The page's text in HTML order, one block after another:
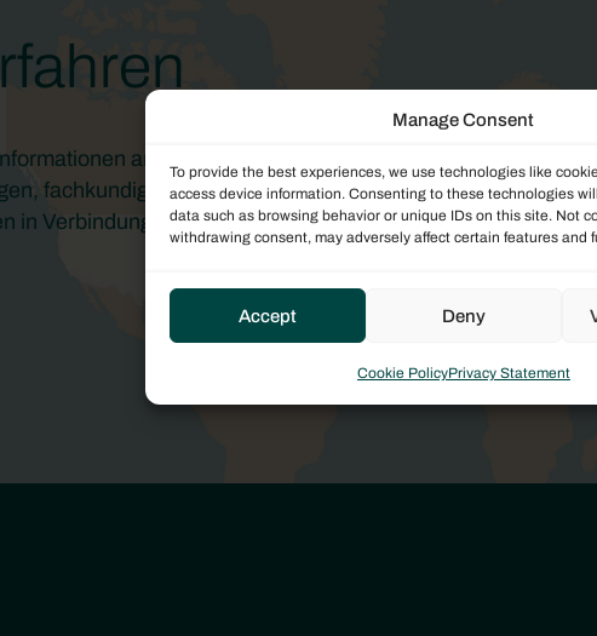
Manage Consent
To provide the best experiences, we use technologies like
access device information. Consenting to these technologies
data such as browsing behavior or unique IDs on this site. Not
withdrawing consent, may adversely affect certain features and
Accept Deny
Cookie PolicyPrivacy Statement
an und
fachkundigen
in Verbindung